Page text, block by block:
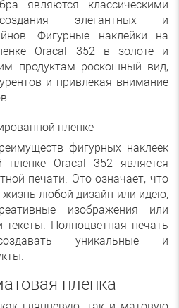
являются классическими
элегантных и
Фигурные наклейки на
Oracal 352 в золоте и
продуктам роскошный вид,
и привлекая внимание
пленке
фигурных наклеек
пленке Oracal 352 является
печати. Это означает, что
любой дизайн или идею,
изображения или
Полноцветная печать
уникальные и
пленка